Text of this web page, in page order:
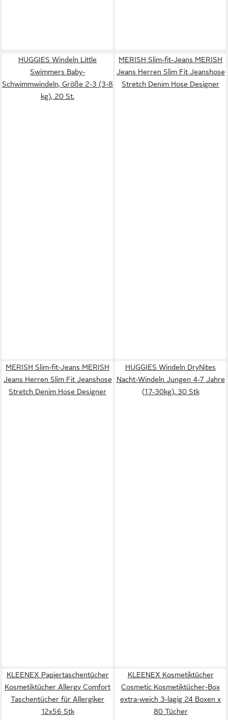
HUGGIES Windeln Little
Swimmers Baby-
Schwimmwindeln, Größe 2-3 (3-8
kg), 20 St.
MERISH Slim-fit-Jeans MERISH
Jeans Herren Slim Fit Jeanshose
Stretch Denim Hose Designer
MERISH Slim-fit-Jeans MERISH
Jeans Herren Slim Fit Jeanshose
Stretch Denim Hose Designer
HUGGIES Windeln DryNites
Nacht-Windeln Jungen 4-7 Jahre
(17-30kg), 30 Stk
KLEENEX Papiertaschentücher
Kosmetiktücher Allergy Comfort
Taschentücher für Allergiker
12x56 Stk
KLEENEX Kosmetiktücher
Cosmetic Kosmetiktücher-Box
extra-weich 3-lagig 24 Boxen x
80 Tücher